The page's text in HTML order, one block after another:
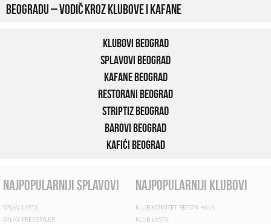
Beogradu – vodič kroz klubove i kafane
Klubovi Beograd
Splavovi Beograd
Kafane Beograd
Restorani Beograd
Striptiz Beograd
Barovi Beograd
Kafići Beograd
najpopularniji splavovi
SPLAV LASTA
SPLAV FREESTYLER
najpopularniji klubovi
KLUB KOMITET BETON HALA
KLUB LASTA